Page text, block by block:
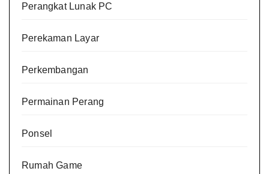
Perangkat Lunak PC
Perekaman Layar
Perkembangan
Permainan Perang
Ponsel
Rumah Game